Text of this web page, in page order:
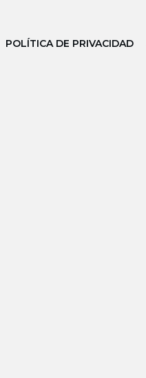
POLÍTICA DE PRIVACIDAD